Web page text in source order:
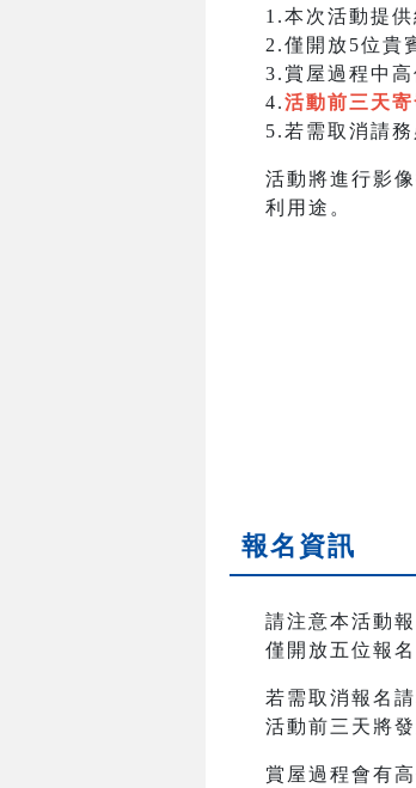
1.本次活動提供
2.僅開放5位貴
3.賞屋過程中
4.活動前三天
5.若需取消請
活動將進行影
利用途。
報名資訊
請注意本活動
僅開放五位報名
若需取消報名
活動前三天將
賞屋過程會有